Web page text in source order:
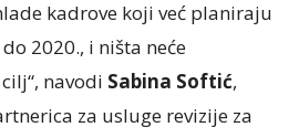
kadrove koji već planiraju
2020., i ništa neće
navodi Sabina Softić,
za usluge revizije za